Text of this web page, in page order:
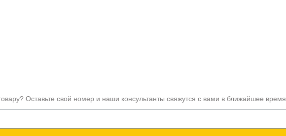
Оставьте свой номер и наши консультанты свяжутся с вами в ближайшее время.